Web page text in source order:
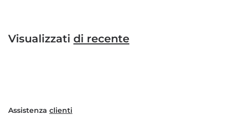
Visualizzati di recente
Assistenza clienti